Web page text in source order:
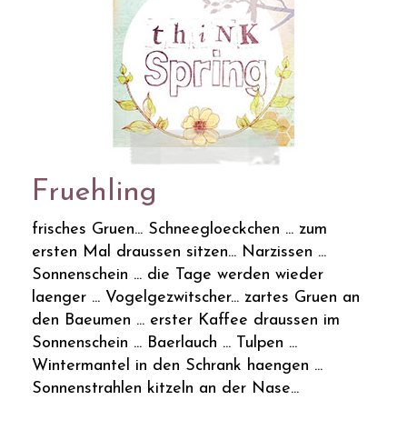
Fruehling
frisches Gruen... Schneegloeckchen ... zum
ersten Mal draussen sitzen... Narzissen ...
Sonnenschein ... die Tage werden wieder
laenger ... Vogelgezwitscher... zartes Gruen an
den Baeumen ... erster Kaffee draussen im
Sonnenschein ... Baerlauch ... Tulpen ...
Wintermantel in den Schrank haengen ...
Sonnenstrahlen kitzeln an der Nase...